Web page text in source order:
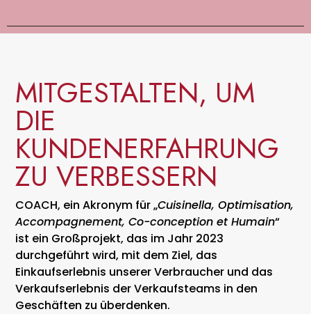
MITGESTALTEN, UM
DIE
KUNDENERFAHRUNG
ZU VERBESSERN
COACH, ein Akronym für „Cuisinella, Optimisation,
Accompagnement, Co-conception et Humain“
ist ein Großprojekt, das im Jahr 2023
durchgeführt wird, mit dem Ziel, das
Einkaufserlebnis unserer Verbraucher und das
Verkaufserlebnis der Verkaufsteams in den
Geschäften zu überdenken.